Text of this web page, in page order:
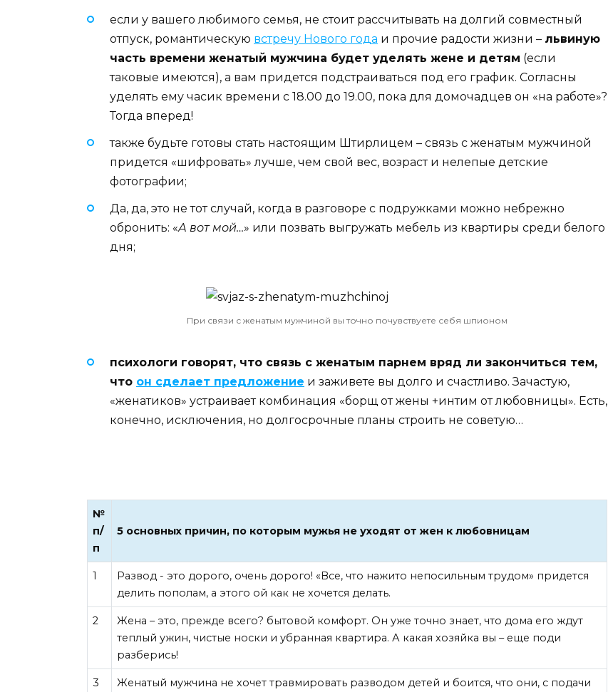
если у вашего любимого семья, не стоит рассчитывать на долгий совместный
отпуск, романтическую встречу Нового года и прочие радости жизни – львиную
часть времени женатый мужчина будет уделять жене и детям (если
таковые имеются), а вам придется подстраиваться под его график. Cогласны
уделять ему часик времени с 18.00 до 19.00, пока для домочадцев он «на работе»?
Тогда вперед!
также будьте готовы стать настоящим Штирлицем – связь с женатым мужчиной
придется «шифровать» лучше, чем свой вес, возраст и нелепые детские
фотографии;
Да, да, это не тот случай, когда в разговоре с подружками можно небрежно
обронить: «А вот мой…» или позвать выгружать мебель из квартиры среди белого
дня;
При связи с женатым мужчиной вы точно почувствуете себя шпионом
психологи говорят, что связь с женатым парнем вряд ли закончиться тем,
что он сделает предложение и заживете вы долго и счастливо. Зачастую,
«женатиков» устраивает комбинация «борщ от жены +интим от любовницы». Есть,
конечно, исключения, но долгосрочные планы строить не советую…
№
п/
п
5 основных причин, по которым мужья не уходят от жен к любовницам
1
Развод - это дорого, очень дорого! «Все, что нажито непосильным трудом» придется
делить пополам, а этого ой как не хочется делать.
2
Жена – это, прежде всего? бытовой комфорт. Он уже точно знает, что дома его ждут
теплый ужин, чистые носки и убранная квартира. А какая хозяйка вы – еще поди
разберись!
3
Женатый мужчина не хочет травмировать разводом детей и боится, что они, с подачи